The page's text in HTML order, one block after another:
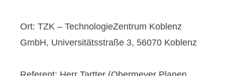
Ort: TZK – TechnologieZentrum Koblenz
GmbH, Universitätsstraße 3, 56070 Koblenz